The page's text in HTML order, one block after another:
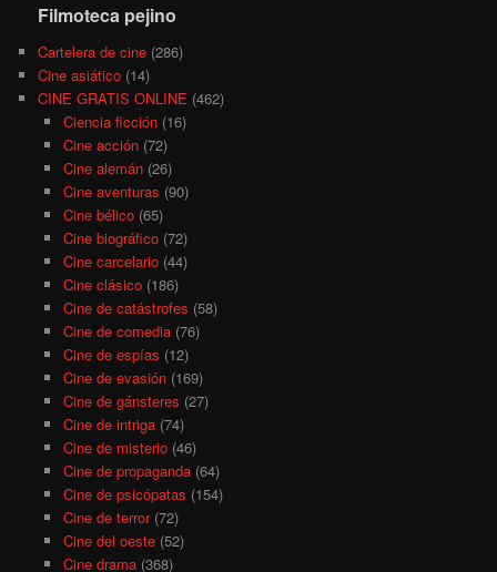
Filmoteca pejino
Cartelera de cine (286)
Cine asiático (14)
CINE GRATIS ONLINE (462)
Ciencia ficción(16)
Cine acción(72)
Cine alemán(26)
Cine aventuras (90)
Cine bélico(65)
Cine biográfico(72)
Cine carcelario(44)
Cine clásico(186)
Cine de catástrofes (58)
Cine de comedia(76)
Cine de espías (12)
Cine de evasión(169)
Cine de gánsteres (27)
Cine de intriga(74)
Cine de misterio(46)
Cine de propaganda(64)
Cine de psicópatas (154)
Cine de terror(72)
Cine del oeste(52)
Cine drama(368)